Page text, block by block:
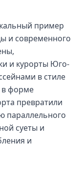
пример
и современного
и курорты Юго-
в стиле
в форме
превратили
параллельного
суеты и
и